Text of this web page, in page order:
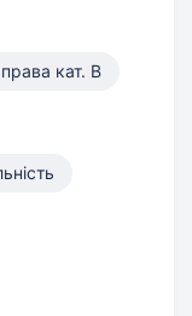
права кат. B